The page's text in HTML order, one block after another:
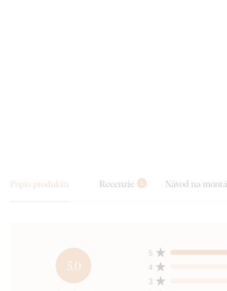
Popis produktu Recenzie 1 Návod na
5,0
3
4
5